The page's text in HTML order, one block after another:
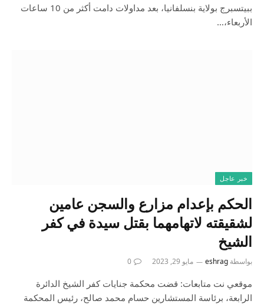
ببيتسبرج بولاية بنسلفانيا، بعد مداولات دامت أكثر من 10 ساعات
الأربعاء،…
خبر عاجل
الحكم بإعدام مزارع والسجن عامين
لشقيقته لاتهامهما بقتل سيدة في كفر
الشيخ
بواسطة eshrag مايو 29, 2023 0
موقعي نت متابعات: قضت محكمة جنايات كفر الشيخ الدائرة
الرابعة، برئاسة المستشارين حسام محمد صالح، رئيس المحكمة